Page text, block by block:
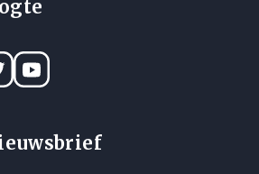
YouTube